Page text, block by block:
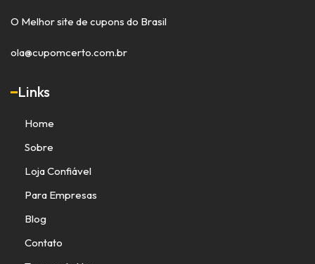
O Melhor site de cupons do Brasil
ola@cupomcerto.com.br
Links
Home
Sobre
Loja Confiável
Para Empresas
Blog
Contato